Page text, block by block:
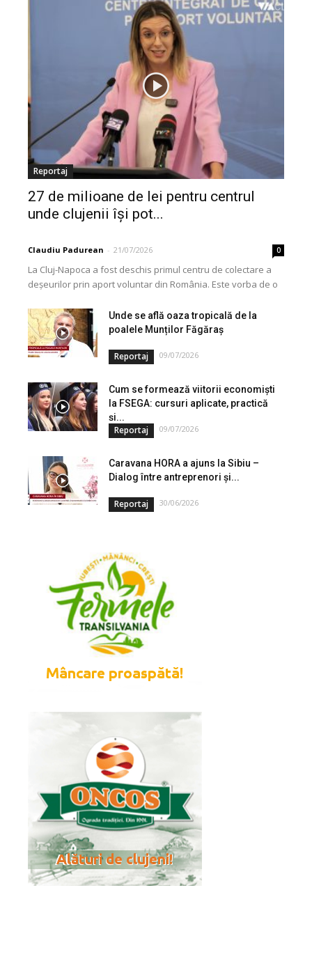
Reportaj
27 de milioane de lei pentru centrul
unde clujenii își pot...
Claudiu Padurean - 21/07/2026 0
La Cluj-Napoca a fost deschis primul centru de colectare a
deșeurilor prin aport voluntar din România. Este vorba de o
Unde se află oaza tropicală de la
poalele Munților Făgăraș
Reportaj 09/07/2026
Cum se formează viitorii economiști
la FSEGA: cursuri aplicate, practică
și...
Reportaj 09/07/2026
Caravana HORA a ajuns la Sibiu –
Dialog între antreprenori și...
Reportaj 30/06/2026